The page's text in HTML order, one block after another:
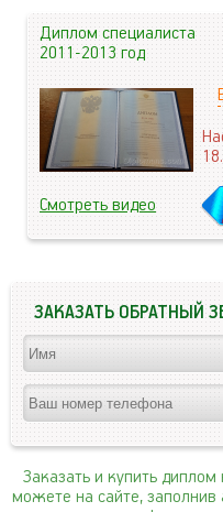
Диплом специалиста
2011-2013 год
Смотреть видео
ЗАКАЗАТЬ ОБРАТНЫЙ
Заказать и купить
можете на сайте,